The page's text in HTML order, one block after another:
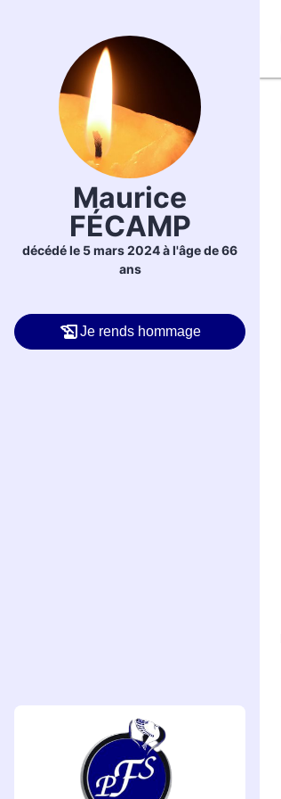
Maurice
FÉCAMP
décédé le 5 mars 2024 à l'âge de 66
ans
Je rends hommage